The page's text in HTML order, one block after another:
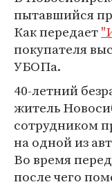
пытавшийся
Как передает
покупателя
УБОПа.
40-летний
житель
сотрудником
на одной из
Во время
после чего